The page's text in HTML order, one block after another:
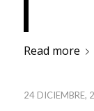
Read more
24 DICIEMBRE,